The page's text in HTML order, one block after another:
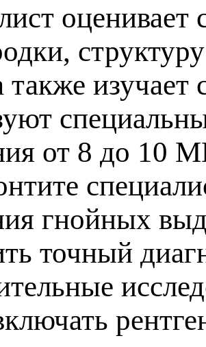
оценивает
также
от 8 до 10
гнойных
точный